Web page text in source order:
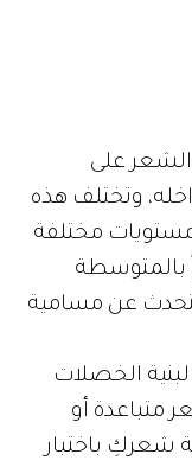
على
وتختلف هذه
مستويات مختلفة
بالمتوسطة
عن مسامية
الخصلات
متباعدة أو
شعركِ باختبار